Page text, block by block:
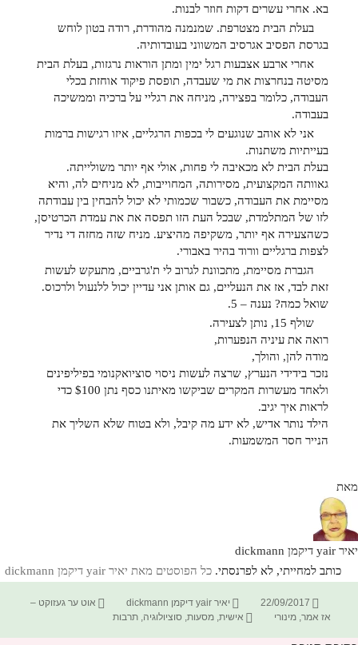
בא. אחרי עשרים דקות חוזר לבנות.
בעלת הבית מצטרפת. שמנמנה מהודרת, רודה בטון לוחש
בגרסת הפסיב אגרסיב המשווני בעובדותיה.
אחרי ארבע אצבעות רגל ימין ומתן הוראות נרגזות, בעלת הבית
מסיטה בנחרצות את מי שעבדה, תופסת פיקוד אוחזת בכלי
העבודה, כלומר בפצירה, מניחה את רגליי על ברכיה וממשיכה
בעבודה.
אני לא אוהב שנוגעים לי בכפות הרגליים, איזו רגישות ברמות
בעייתיות משתנות.
בעלת הבית לא מכאיבה לי פחות, אולי אף יותר משולייתה.
גאוותה המקצועית, מסירותה, המחוייבות, לא מניחים לה, והיא
מסיימת את העבודה, כשבור שכמותי לא יכול להבחין בין עבודתה
לזו של המתלמדת, שבכל העת הזו תפסה את את עמדת הכרטיסן,
כשהצעירה אף יותר, משקיפה מהיציע. מניח שזה מחזה די נדיר
לצפות ברגליים וורוד בהיר באבורי.
הגברת מסיימת, מתכוונת לגרוב לי ת'גרביים, מתעקש לעשות
זאת לבד, אז את הנעליים, גם אותן אני עדיין יכול ללנעול ולרכוס.
שואל כמה? נענה – 5.
שולף 15, נותן לצעירה.
רואה את עיניה הנפערות,
מודה להן, והולך,
נזכר בידידי הנערץ, שרצה לעשות ניסוי סוציואקנומי בפיליפינים
ולאחד מעשרות המקרים שביקשו מאיתנו כסף נתן $100 כדי
לראות איך יגיב.
הילד נותר אדיש, לא ידע מה קיבל, ולא בטוח שלא השליך את
הנייר חסר המשמעות.
מאת
יאיר yair דיקמן dickmann
כותב למחייתי, לא לפרנסתי. כל הפוסטים מאת יאיר yair דיקמן dickmann‏
פורסם
בתאריך
22/09/2017 מחבר
יאיר yair דיקמן dickmann קטגוריות
אוט ער געזוקט –
אז אמר,מינורי תגיות
אישית,מסעות,סוציולוגיה,תרבות